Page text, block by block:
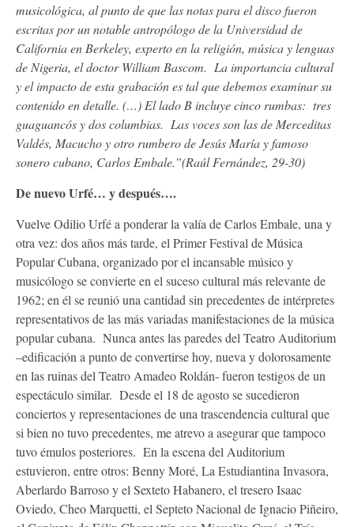
musicológica, al punto de que las notas para el disco fueron
escritas por un notable antropólogo de la Universidad de
California en Berkeley, experto en la religión, música y lenguas
de Nigeria, el doctor William Bascom. La importancia cultural
y el impacto de esta grabación es tal que debemos examinar su
contenido en detalle. (…) El lado B incluye cinco rumbas: tres
guaguancós y dos columbias. Las voces son las de Merceditas
Valdés, Macucho y otro rumbero de Jesús María y famoso
sonero cubano, Carlos Embale.”(Raúl Fernández, 29-30)
De nuevo Urfé… y después….
Vuelve Odilio Urfé a ponderar la valía de Carlos Embale, una y
otra vez: dos años más tarde, el Primer Festival de Música
Popular Cubana, organizado por el incansable músico y
musicólogo se convierte en el suceso cultural más relevante de
1962; en él se reunió una cantidad sin precedentes de intérpretes
representativos de las más variadas manifestaciones de la música
popular cubana. Nunca antes las paredes del Teatro Auditorium
–edificación a punto de convertirse hoy, nueva y dolorosamente
en las ruinas del Teatro Amadeo Roldán- fueron testigos de un
espectáculo similar. Desde el 18 de agosto se sucedieron
conciertos y representaciones de una trascendencia cultural que
si bien no tuvo precedentes, me atrevo a asegurar que tampoco
tuvo émulos posteriores. En la escena del Auditorium
estuvieron, entre otros: Benny Moré, La Estudiantina Invasora,
Aberlardo Barroso y el Sexteto Habanero, el tresero Isaac
Oviedo, Cheo Marquetti, el Septeto Nacional de Ignacio Piñeiro,